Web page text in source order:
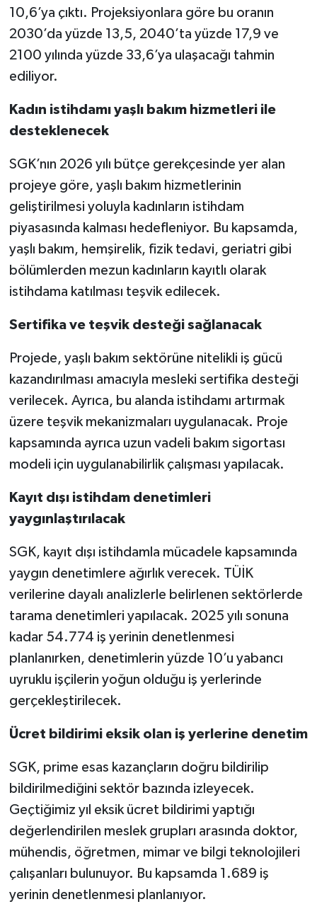
10,6’ya çıktı. Projeksiyonlara göre bu oranın
2030’da yüzde 13,5, 2040’ta yüzde 17,9 ve
2100 yılında yüzde 33,6’ya ulaşacağı tahmin
ediliyor.
Kadın istihdamı yaşlı bakım hizmetleri ile
desteklenecek
SGK’nın 2026 yılı bütçe gerekçesinde yer alan
projeye göre, yaşlı bakım hizmetlerinin
geliştirilmesi yoluyla kadınların istihdam
piyasasında kalması hedefleniyor. Bu kapsamda,
yaşlı bakım, hemşirelik, fizik tedavi, geriatri gibi
bölümlerden mezun kadınların kayıtlı olarak
istihdama katılması teşvik edilecek.
Sertifika ve teşvik desteği sağlanacak
Projede, yaşlı bakım sektörüne nitelikli iş gücü
kazandırılması amacıyla mesleki sertifika desteği
verilecek. Ayrıca, bu alanda istihdamı artırmak
üzere teşvik mekanizmaları uygulanacak. Proje
kapsamında ayrıca uzun vadeli bakım sigortası
modeli için uygulanabilirlik çalışması yapılacak.
Kayıt dışı istihdam denetimleri
yaygınlaştırılacak
SGK, kayıt dışı istihdamla mücadele kapsamında
yaygın denetimlere ağırlık verecek. TÜİK
verilerine dayalı analizlerle belirlenen sektörlerde
tarama denetimleri yapılacak. 2025 yılı sonuna
kadar 54.774 iş yerinin denetlenmesi
planlanırken, denetimlerin yüzde 10’u yabancı
uyruklu işçilerin yoğun olduğu iş yerlerinde
gerçekleştirilecek.
Ücret bildirimi eksik olan iş yerlerine denetim
SGK, prime esas kazançların doğru bildirilip
bildirilmediğini sektör bazında izleyecek.
Geçtiğimiz yıl eksik ücret bildirimi yaptığı
değerlendirilen meslek grupları arasında doktor,
mühendis, öğretmen, mimar ve bilgi teknolojileri
çalışanları bulunuyor. Bu kapsamda 1.689 iş
yerinin denetlenmesi planlanıyor.